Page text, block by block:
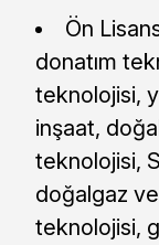
Ön
donatım
teknolojisi,
inşaat,
teknolojisi,
doğalgaz ve
teknolojisi,